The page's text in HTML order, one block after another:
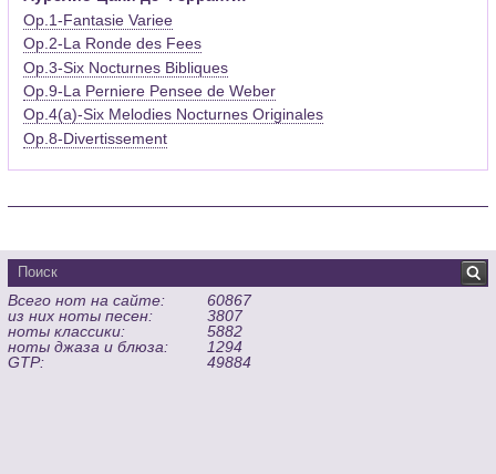
Op.1-Fantasie Variee
Op.2-La Ronde des Fees
Op.3-Six Nocturnes Bibliques
Op.9-La Perniere Pensee de Weber
Op.4(a)-Six Melodies Nocturnes Originales
Op.8-Divertissement
Всего нот на сайте:
60867
из них ноты песен:
3807
ноты классики:
5882
ноты джаза и блюза:
1294
GTP:
49884